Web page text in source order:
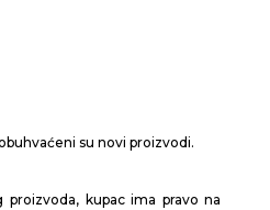
su novi proizvodi.
proizvoda, kupac ima pravo na